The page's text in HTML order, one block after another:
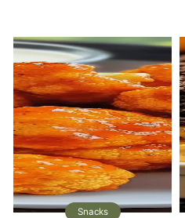
Snacks